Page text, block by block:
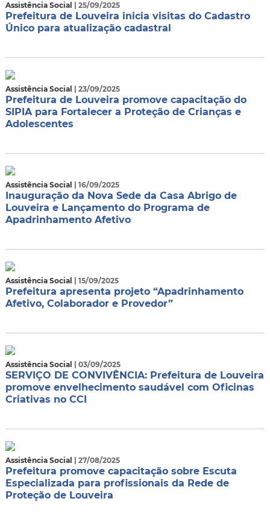
Assistência Social | 25/09/2025
Prefeitura de Louveira inicia visitas do Cadastro
Único para atualização cadastral
Assistência Social | 23/09/2025
Prefeitura de Louveira promove capacitação do
SIPIA para Fortalecer a Proteção de Crianças e
Adolescentes
Assistência Social | 16/09/2025
Inauguração da Nova Sede da Casa Abrigo de
Louveira e Lançamento do Programa de
Apadrinhamento Afetivo
Assistência Social | 15/09/2025
Prefeitura apresenta projeto “Apadrinhamento
Afetivo, Colaborador e Provedor”
Assistência Social | 03/09/2025
SERVIÇO DE CONVIVÊNCIA: Prefeitura de Louveira
promove envelhecimento saudável com Oficinas
Criativas no CCI
Assistência Social | 27/08/2025
Prefeitura promove capacitação sobre Escuta
Especializada para profissionais da Rede de
Proteção de Louveira